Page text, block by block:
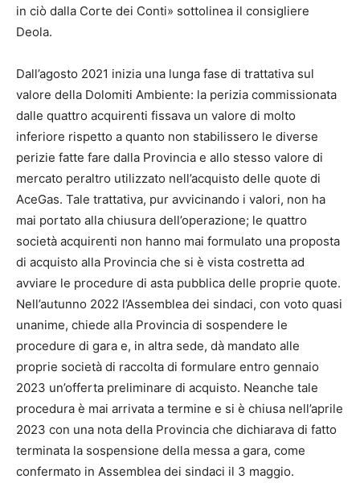
in ciò dalla Corte dei Conti» sottolinea il consigliere
Deola.
Dall’agosto 2021 inizia una lunga fase di trattativa sul
valore della Dolomiti Ambiente: la perizia commissionata
dalle quattro acquirenti fissava un valore di molto
inferiore rispetto a quanto non stabilissero le diverse
perizie fatte fare dalla Provincia e allo stesso valore di
mercato peraltro utilizzato nell’acquisto delle quote di
AceGas. Tale trattativa, pur avvicinando i valori, non ha
mai portato alla chiusura dell’operazione; le quattro
società acquirenti non hanno mai formulato una proposta
di acquisto alla Provincia che si è vista costretta ad
avviare le procedure di asta pubblica delle proprie quote.
Nell’autunno 2022 l’Assemblea dei sindaci, con voto quasi
unanime, chiede alla Provincia di sospendere le
procedure di gara e, in altra sede, dà mandato alle
proprie società di raccolta di formulare entro gennaio
2023 un’offerta preliminare di acquisto. Neanche tale
procedura è mai arrivata a termine e si è chiusa nell’aprile
2023 con una nota della Provincia che dichiarava di fatto
terminata la sospensione della messa a gara, come
confermato in Assemblea dei sindaci il 3 maggio.